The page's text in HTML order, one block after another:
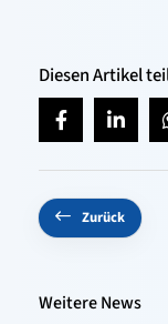
Diesen Artikel
Zurück
Weitere News